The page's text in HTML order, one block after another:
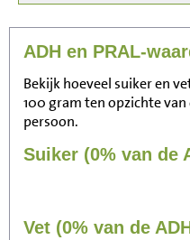
ADH en PRAL-
Bekijk hoeveel suiker en
100 gram ten opzichte
persoon.
Suiker (0% van de
Vet (0% van de